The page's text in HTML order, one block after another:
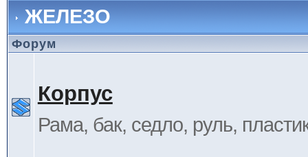
ЖЕЛЕЗО
Форум
Корпус
Рама, бак, седло, руль,